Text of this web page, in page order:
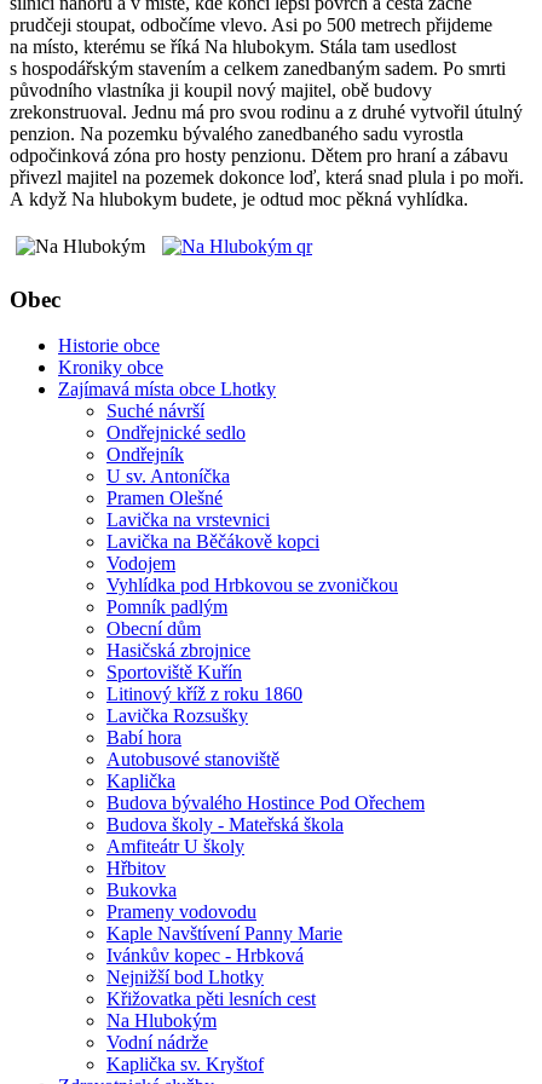
prudčeji stoupat, odbočíme vlevo. Asi po 500 metrech přijdeme
na místo, kterému se říká Na hlubokym. Stála tam usedlost
s hospodářským stavením a celkem zanedbaným sadem. Po smrti
původního vlastníka ji koupil nový majitel, obě budovy
zrekonstruoval. Jednu má pro svou rodinu a z druhé vytvořil útulný
penzion. Na pozemku bývalého zanedbaného sadu vyrostla
odpočinková zóna pro hosty penzionu. Dětem pro hraní a zábavu
přivezl majitel na pozemek dokonce loď, která snad plula i po moři.
A když Na hlubokym budete, je odtud moc pěkná vyhlídka.
Obec
Historie obce
Kroniky obce
Zajímavá místa obce Lhotky
Suché návrší
Ondřejnické sedlo
Ondřejník
U sv. Antoníčka
Pramen Olešné
Lavička na vrstevnici
Lavička na Běčákově kopci
Vodojem
Vyhlídka pod Hrbkovou se zvoničkou
Pomník padlým
Obecní dům
Hasičská zbrojnice
Sportoviště Kuřín
Litinový kříž z roku 1860
Lavička Rozsušky
Babí hora
Autobusové stanoviště
Kaplička
Budova bývalého Hostince Pod Ořechem
Budova školy - Mateřská škola
Amfiteátr U školy
Hřbitov
Bukovka
Prameny vodovodu
Kaple Navštívení Panny Marie
Ivánkův kopec - Hrbková
Nejnižší bod Lhotky
Křižovatka pěti lesních cest
Na Hlubokým
Vodní nádrže
Kaplička sv. Kryštof